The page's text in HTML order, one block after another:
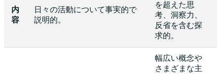
内
容
日々の活動について事実的で
説明的。
を超えた思
考、洞察力、
反省を含む探
求的。
幅広い概念や
さまざまな主